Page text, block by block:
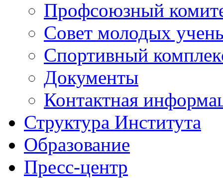
Профсоюзный
Совет молодых
Спортивный
Документы
Контактная
Структура Института
Образование
Пресс-центр